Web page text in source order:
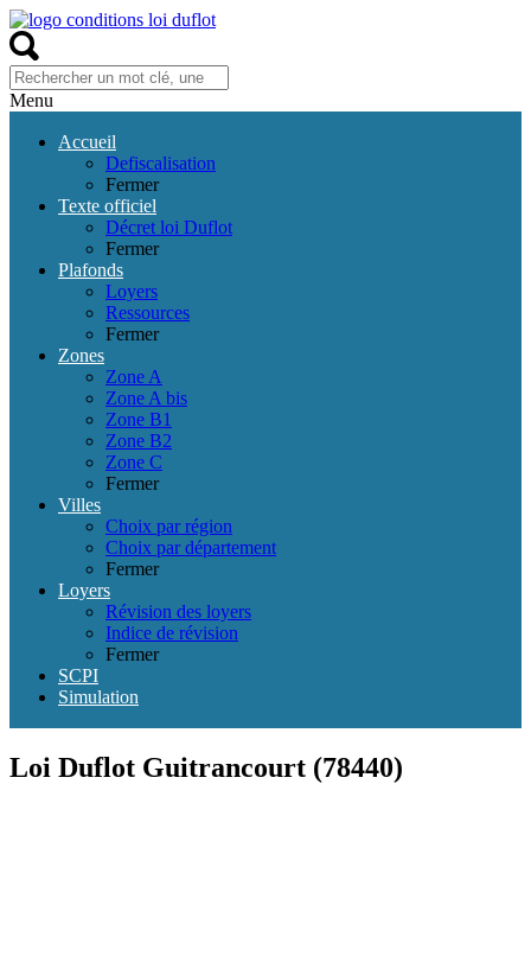
Menu
Accueil
Defiscalisation
Fermer
Texte officiel
Décret loi Duflot
Fermer
Plafonds
Loyers
Ressources
Fermer
Zones
Zone A
Zone A bis
Zone B1
Zone B2
Zone C
Fermer
Villes
Choix par région
Choix par département
Fermer
Loyers
Révision des loyers
Indice de révision
Fermer
SCPI
Simulation
Loi Duflot Guitrancourt (78440)